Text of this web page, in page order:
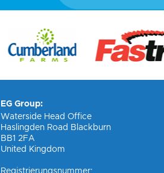
EG Group:
Waterside Head Office
Haslingden Road Blackburn
BB1 2FA
United Kingdom
Registrierungsnummer: